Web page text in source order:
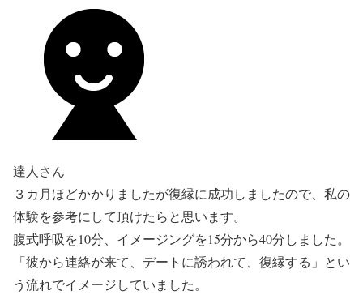
達人さん
３カ月ほどかかりましたが復縁に成功しましたので、私の
体験を参考にして頂けたらと思います。
腹式呼吸を10分、イメージングを15分から40分しました。
「彼から連絡が来て、デートに誘われて、復縁する」とい
う流れでイメージしていました。